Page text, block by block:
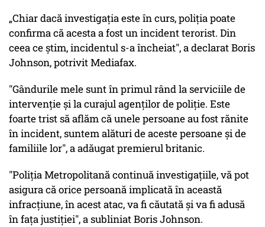
„Chiar dacă investigaţia este în curs, poliţia poate
confirma că acesta a fost un incident terorist. Din
ceea ce ştim, incidentul s-a încheiat", a declarat Boris
Johnson, potrivit Mediafax.
"Gândurile mele sunt în primul rând la serviciile de
intervenţie şi la curajul agenţilor de poliţie. Este
foarte trist să aflăm că unele persoane au fost rănite
în incident, suntem alături de aceste persoane şi de
familiile lor", a adăugat premierul britanic.
"Poliţia Metropolitană continuă investigaţiile, vă pot
asigura că orice persoană implicată în această
infracţiune, în acest atac, va fi căutată şi va fi adusă
în faţa justiţiei", a subliniat Boris Johnson.